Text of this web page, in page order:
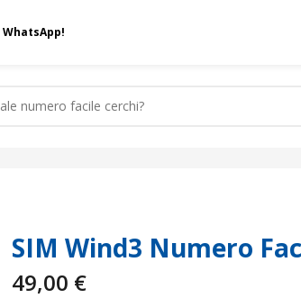
WhatsApp!
SIM Wind3 Numero
49,00 €